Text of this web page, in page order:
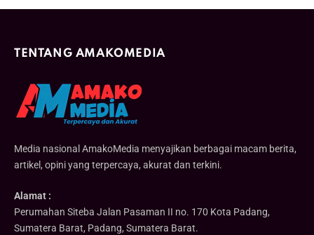
TENTANG AMAKOMEDIA
Media nasional AmakoMedia menyajikan berbagai macam berita,
artikel, opini yang terpercaya, akurat dan terkini.
Alamat :
Perumahan Siteba Jalan Pasaman II no. 170 Kota Padang,
Sumatera Barat, Padang, Sumatera Barat.